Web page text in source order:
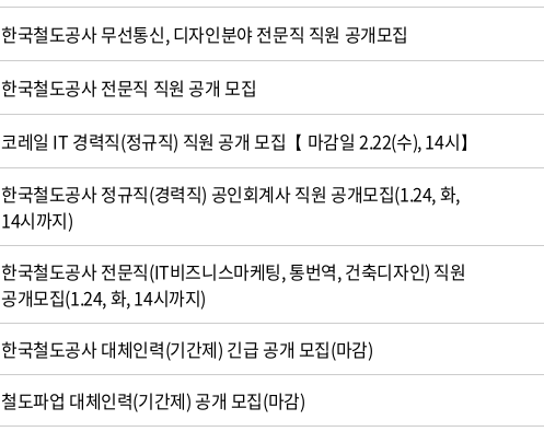
한국철도공사 무선통신, 디자인분야 전문직 직원 공개모집
한국철도공사 전문직 직원 공개 모집
코레일 IT 경력직(정규직) 직원 공개 모집【 마감일 2.22(수), 14시】
한국철도공사 정규직(경력직) 공인회계사 직원 공개모집(1.24, 화,
14시까지)
한국철도공사 전문직(IT비즈니스마케팅, 통번역, 건축디자인) 직원
공개모집(1.24, 화, 14시까지)
한국철도공사 대체인력(기간제) 긴급 공개 모집(마감)
철도파업 대체인력(기간제) 공개 모집(마감)